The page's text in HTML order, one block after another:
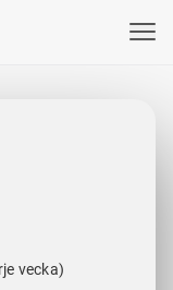
vecka)